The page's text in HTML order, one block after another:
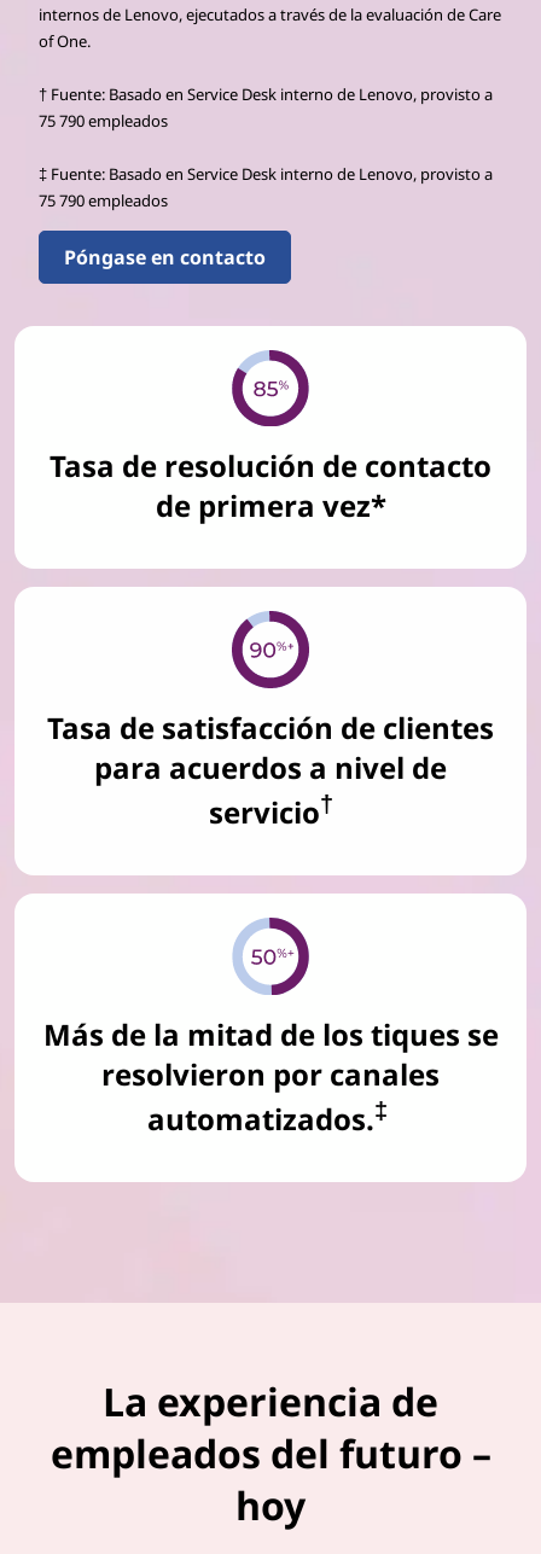
internos de Lenovo, ejecutados a través de la evaluación de Care
of One.
† Fuente: Basado en Service Desk interno de Lenovo, provisto a
75 790 empleados
‡ Fuente: Basado en Service Desk interno de Lenovo, provisto a
75 790 empleados
Póngase en contacto
Tasa de resolución de contacto
de primera vez*
Tasa de satisfacción de clientes
para acuerdos a nivel de
servicio†
Más de la mitad de los tiques se
resolvieron por canales
automatizados.‡
La experiencia de
empleados del futuro –
hoy